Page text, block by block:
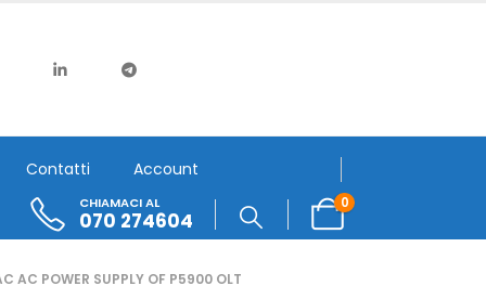
Contatti Account
CHIAMACI AL
070 274604
0
AC POWER SUPPLY OF P5900 OLT